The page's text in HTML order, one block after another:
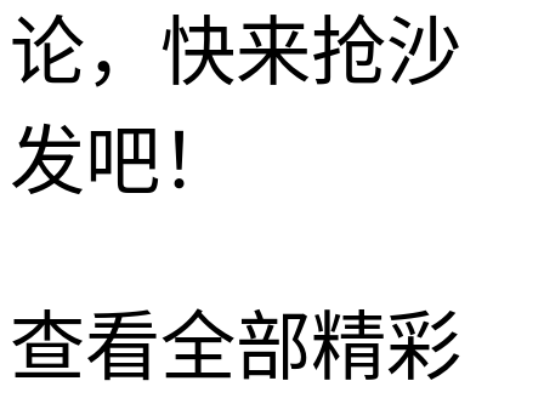
论，快来抢沙
发吧！
查看全部精彩